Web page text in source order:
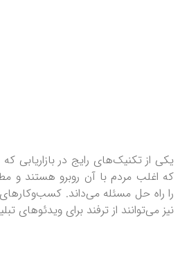
یکی از تکنیک‌های رایج در بازاریابی
که اغلب مردم با آن روبرو هستند و
نیز می‌توانند از ترفند برای ویدئوهای